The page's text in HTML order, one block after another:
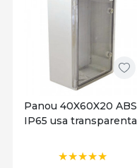
Panou 40X60X20 ABS
IP65 usa transparenta